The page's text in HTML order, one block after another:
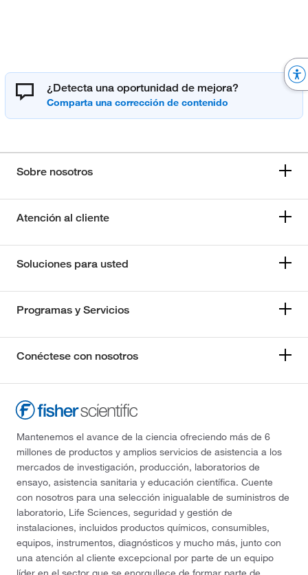
¿Detecta una oportunidad de mejora?
Sobre nosotros
Atención al cliente
Soluciones para usted
Programas y Servicios
Conéctese con nosotros
Mantenemos el avance de la ciencia ofreciendo más de 6
millones de productos y amplios servicios de asistencia a los
mercados de investigación, producción, laboratorios de
ensayo, asistencia sanitaria y educación científica. Cuente
con nosotros para una selección inigualable de suministros de
laboratorio, Life Sciences, seguridad y gestión de
instalaciones, incluidos productos químicos, consumibles,
equipos, instrumentos, diagnósticos y mucho más, junto con
una atención al cliente excepcional por parte de un equipo